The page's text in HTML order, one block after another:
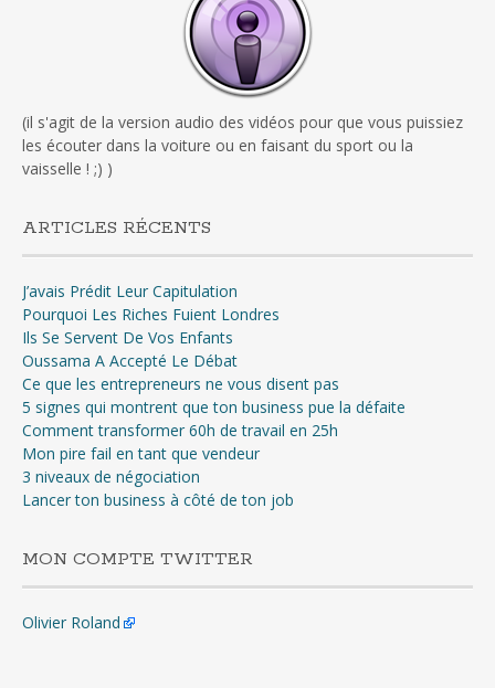
(il s'agit de la version audio des vidéos pour que vous puissiez
les écouter dans la voiture ou en faisant du sport ou la
vaisselle ! ;) )
ARTICLES RÉCENTS
J’avais Prédit Leur Capitulation
Pourquoi Les Riches Fuient Londres
Ils Se Servent De Vos Enfants
Oussama A Accepté Le Débat
Ce que les entrepreneurs ne vous disent pas
5 signes qui montrent que ton business pue la défaite
Comment transformer 60h de travail en 25h
Mon pire fail en tant que vendeur
3 niveaux de négociation
Lancer ton business à côté de ton job
MON COMPTE TWITTER
Olivier Roland